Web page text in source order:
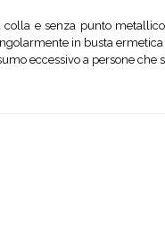
colla e senza punto
in busta
eccessivo a persone che